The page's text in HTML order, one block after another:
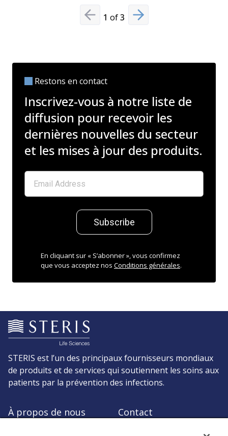
Previous slide
1 of3 Next slide
Restons en contact
Inscrivez-vous à notre liste de
diffusion pour recevoir les
dernières nouvelles du secteur
et les mises à jour des produits.
Subscribe
En cliquant sur « S’abonner », vous confirmez
que vous acceptez nos Conditions générales.
STERIS est l’un des principaux fournisseurs mondiaux
de produits et de services qui soutiennent les soins aux
patients par la prévention des infections.
À propos de nous
Contact